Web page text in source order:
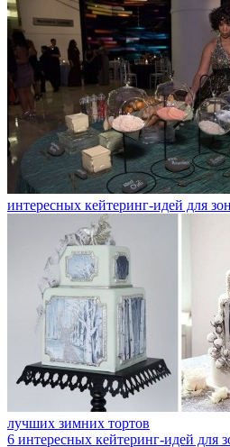
интересных кейтеринг-идей для
лучших зимних тортов
6 интересных кейтеринг-идей для